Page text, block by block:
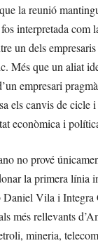
la reunió
interpretada com
un dels
Més que un aliat
empresari
els canvis de cicle i
econòmica i
no prové
la primera línia
Daniel Vila i Integra
més rellevants
mineria,